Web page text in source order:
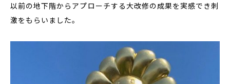
以前の地下階からアプローチする大改修の成果を実感でき刺
激をもらいました。